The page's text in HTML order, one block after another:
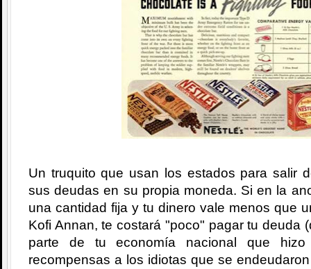
Un truquito que usan los estados para salir
sus deudas en su propia moneda. Si en la
una cantidad fija y tu dinero vale menos que
Kofi Annan, te costará "poco" pagar tu deuda
parte de tu economía nacional que
recompensas a los idiotas que se